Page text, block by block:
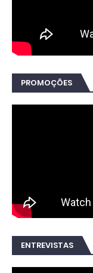
PROMOÇÕES
ENTREVISTAS